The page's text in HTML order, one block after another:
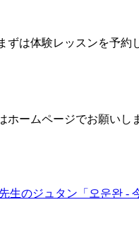
は体験レッスンを予約
ームページでお願いし